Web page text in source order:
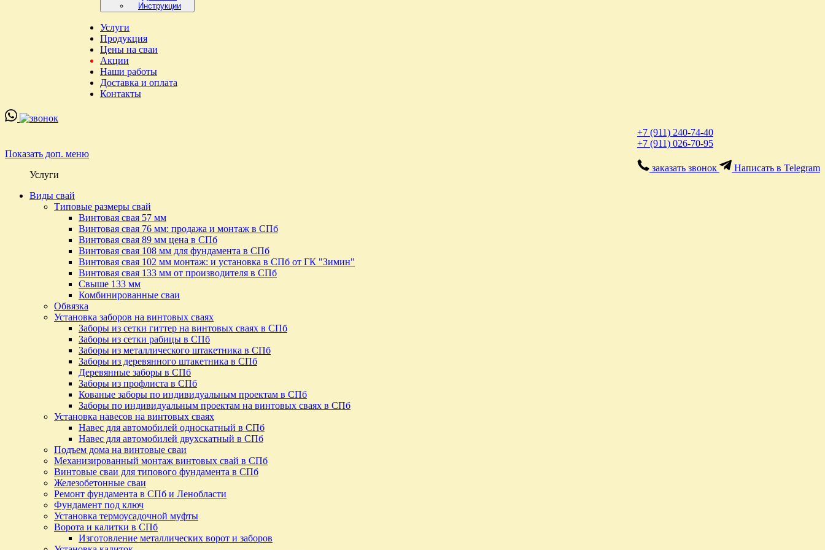
Инструкции
Услуги
Продукция
Цены на сваи
Акции
Наши работы
Доставка и оплата
Контакты
+7 (911) 240-74-40
+7 (911) 026-70-95
заказать звонок Написать в Telegram
Показать доп. меню
Услуги
Виды свай
Типовые размеры свай
Винтовая свая 57 мм
Винтовая свая 76 мм: продажа и монтаж в СПб
Винтовая свая 89 мм цена в СПб
Винтовая свая 108 мм для фундамента в СПб
Винтовая свая 102 мм монтаж: и установка в СПб от ГК "Зимин"
Винтовая свая 133 мм от производителя в СПб
Свыше 133 мм
Комбинированные сваи
Обвязка
Установка заборов на винтовых сваях
Заборы из сетки гиттер на винтовых сваях в СПб
Заборы из сетки рабицы в СПб
Заборы из металлического штакетника в СПб
Заборы из деревянного штакетника в СПб
Деревянные заборы в СПб
Заборы из профлиста в СПб
Кованые заборы по индивидуальным проектам в СПб
Заборы по индивидуальным проектам на винтовых сваях в СПб
Установка навесов на винтовых сваях
Навес для автомобилей односкатный в СПб
Навес для автомобилей двухскатный в СПб
Подъем дома на винтовые сваи
Механизированный монтаж винтовых свай в СПб
Винтовые сваи для типового фундамента в СПб
Железобетонные сваи
Ремонт фундамента в СПб и Ленобласти
Фундамент под ключ
Установка термоусадочной муфты
Ворота и калитки в СПб
Изготовление металлических ворот и заборов